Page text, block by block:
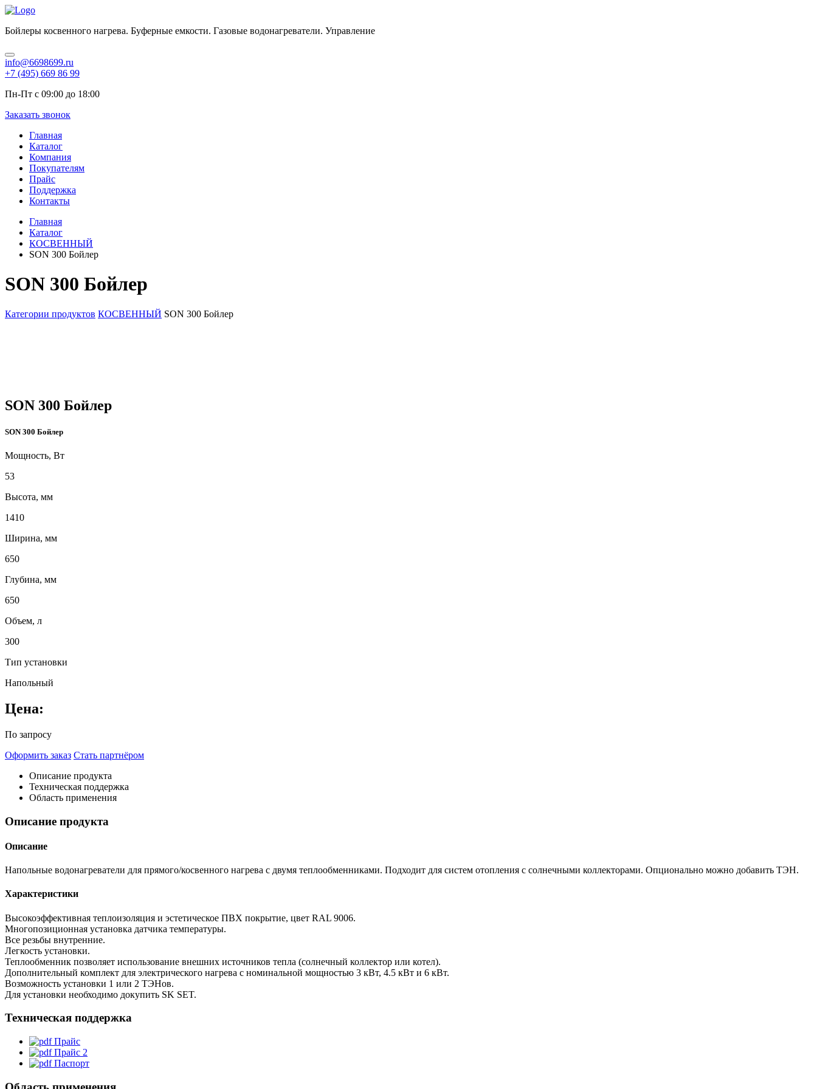
Бойлеры косвенного нагрева. Буферные емкости. Газовые водонагреватели. Управление
info@6698699.ru
+7 (495) 669 86 99
Пн-Пт с 09:00 до 18:00
Заказать звонок
Главная
Каталог
Компания
Покупателям
Прайс
Поддержка
Контакты
Главная
Каталог
КОСВЕННЫЙ
SON 300 Бойлер
SON 300 Бойлер
Категории продуктов КОСВЕННЫЙ SON 300 Бойлер
SON 300 Бойлер
SON 300 Бойлер
Мощность, Вт
53
Высота, мм
1410
Ширина, мм
650
Глубина, мм
650
Объем, л
300
Тип установки
Напольный
Цена:
По запросу
Оформить заказ Стать партнёром
Описание продукта
Техническая поддержка
Область применения
Описание продукта
Описание
Напольные водонагреватели для прямого/косвенного нагрева с двумя теплообменниками. Подходит для систем отопления с солнечными коллекторами. Опционально можно добавить ТЭН.
Характеристики
Высокоэффективная теплоизоляция и эстетическое ПВХ покрытие, цвет RAL 9006.
Многопозиционная установка датчика температуры.
Все резьбы внутренние.
Легкость установки.
Теплообменник позволяет использование внешних источников тепла (солнечный коллектор или котел).
Дополнительный комплект для электрического нагрева с номинальной мощностью 3 кВт, 4.5 кВт и 6 кВт.
Возможность установки 1 или 2 ТЭНов.
Для установки необходимо докупить SK SET.
Техническая поддержка
Прайс
Прайс 2
Паспорт